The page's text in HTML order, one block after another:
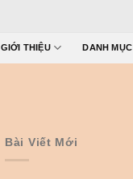
GIỚI THIỆU DANH MỤC
Bài Viết Mới